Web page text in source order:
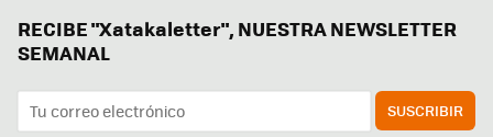
RECIBE "Xatakaletter", NUESTRA NEWSLETTER
SEMANAL
SUSCRIBIR